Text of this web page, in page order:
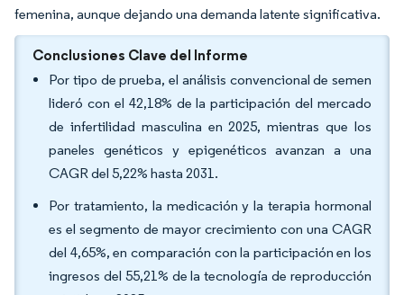
femenina, aunque dejando una demanda latente significativa.
Conclusiones Clave del Informe
Por tipo de prueba, el análisis convencional de semen
lideró con el 42,18% de la participación del mercado
de infertilidad masculina en 2025, mientras que los
paneles genéticos y epigenéticos avanzan a una
CAGR del 5,22% hasta 2031.
Por tratamiento, la medicación y la terapia hormonal
es el segmento de mayor crecimiento con una CAGR
del 4,65%, en comparación con la participación en los
ingresos del 55,21% de la tecnología de reproducción